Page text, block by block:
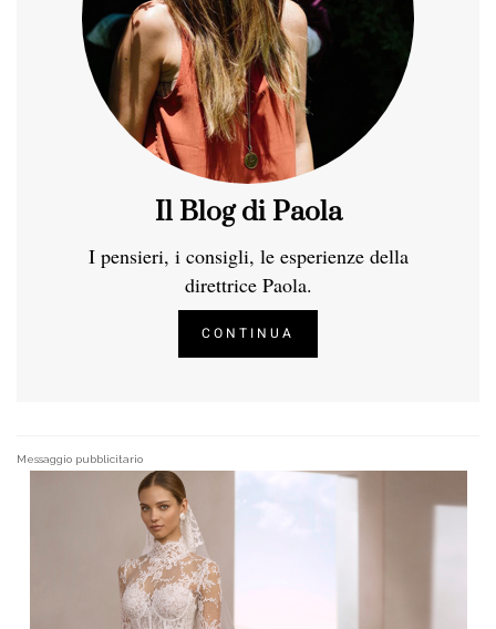
Il Blog di Paola
I pensieri, i consigli, le esperienze della
direttrice Paola.
CONTINUA
Messaggio pubblicitario